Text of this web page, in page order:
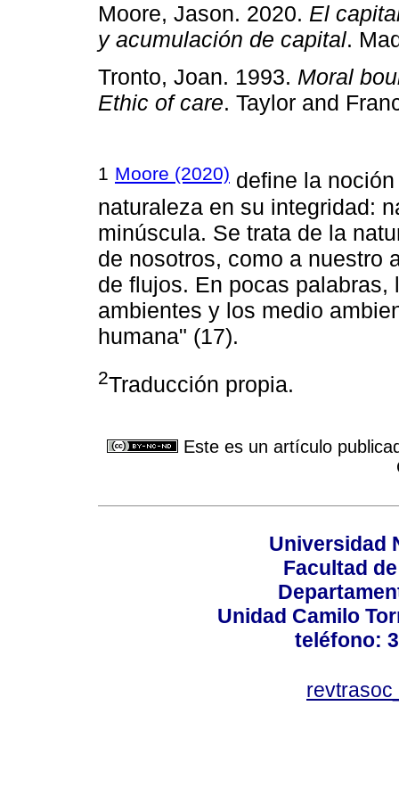
Moore, Jason. 2020. El
y acumulación de capital.
Tronto, Joan. 1993. Moral
Ethic of care. Taylor and
1 Moore (2020) define la
naturaleza en su integridad:
minúscula. Se trata de la
de nosotros, como a nuestro
de flujos. En pocas
ambientes y los medio
humana" (17).
2Traducción propia.
Este es un artículo
Universidad
Facultad
Unidad Camilo
teléfono: